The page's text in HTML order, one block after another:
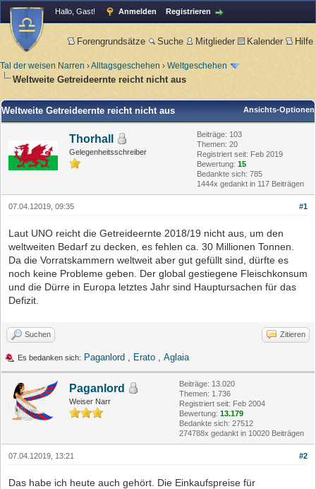
Hallo, Gast! Anmelden Registrieren
Forengrundsätze Suche Mitglieder Kalender Hilfe
Tal der weisen Narren ›Alltagsgeschehen › Weltgeschehen
Weltweite Getreideernte reicht nicht aus
Ansichts-Optionen
Weltweite Getreideernte reicht nicht aus
Thorhall
Gelegenheitsschreiber
Beiträge: 103
Themen: 20
Registriert seit: Feb 2019
Bewertung: 15
Bedankte sich: 785
1444x gedankt in 117 Beiträgen
#1
07.04.12019, 09:35
Laut UNO reicht die Getreideernte 2018/19 nicht aus, um den
weltweiten Bedarf zu decken, es fehlen ca. 30 Millionen Tonnen.
Da die Vorratskammern weltweit aber gut gefüllt sind, dürfte es
noch keine Probleme geben. Der global gestiegene Fleischkonsum
und die Dürre in Europa letztes Jahr sind Hauptursachen für das
Defizit.
Suchen Zitieren
Es bedanken sich: Paganlord Erato Aglaia
Paganlord
Weiser Narr
Beiträge: 13.020
Themen: 1.736
Registriert seit: Feb 2004
Bewertung: 13.179
Bedankte sich: 27512
274788x gedankt in 10020 Beiträgen
#2
07.04.12019, 13:21
Das habe ich heute auch gehört. Die Einkaufspreise für